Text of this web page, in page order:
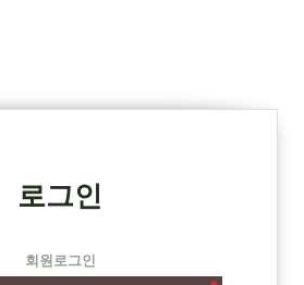
로그인
회원로그인